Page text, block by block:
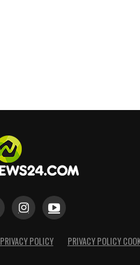
PRIVACY POLICY PRIVACY POLICY